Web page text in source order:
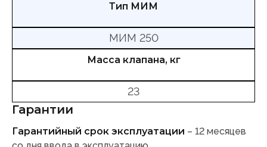
Тип МИМ
МИМ 250
Масса клапана, кг
23
Гарантии
Гарантийный срок эксплуатации – 12 месяцев